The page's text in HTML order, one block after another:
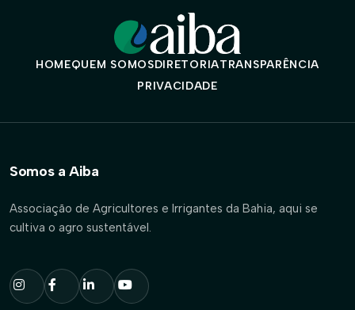
HOMEQUEM SOMOSDIRETORIATRANSPARÊNCIA
PRIVACIDADE
Somos a Aiba
Associação de Agricultores e Irrigantes da Bahia, aqui se
cultiva o agro sustentável.